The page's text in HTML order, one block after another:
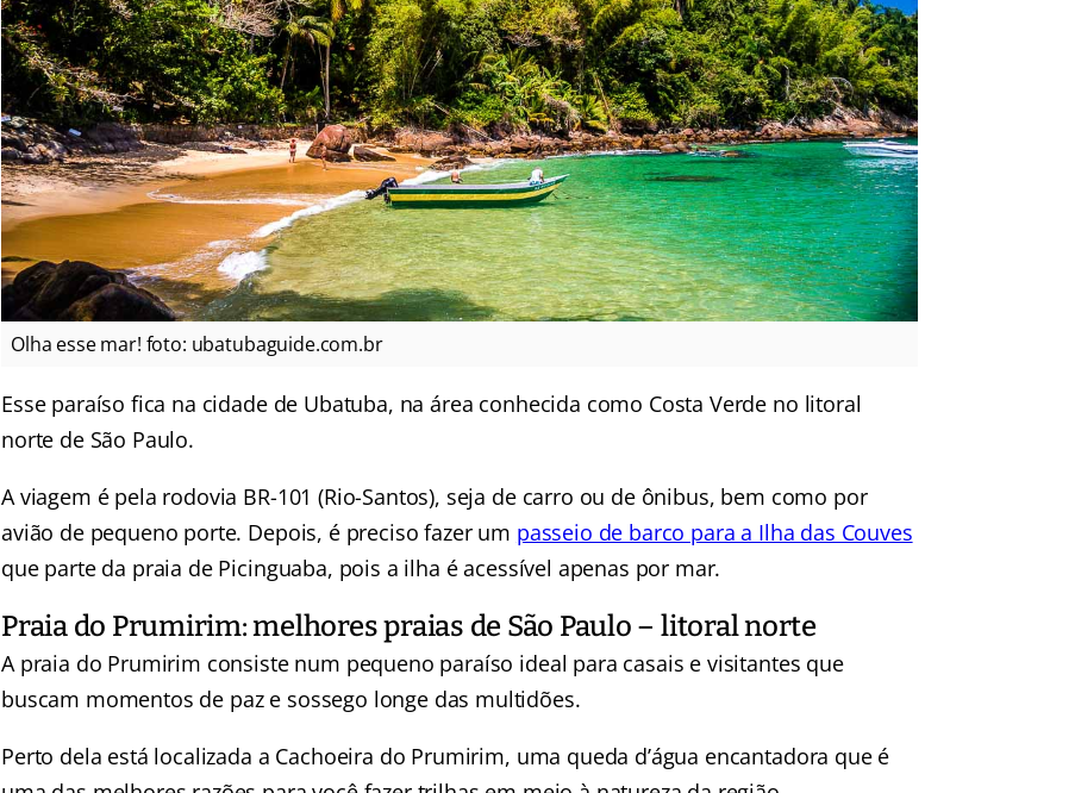
Olha esse mar! foto: ubatubaguide.com.br
Esse paraíso fica na cidade de Ubatuba, na área conhecida como Costa Verde no litoral
norte de São Paulo.
A viagem é pela rodovia BR-101 (Rio-Santos), seja de carro ou de ônibus, bem como por
avião de pequeno porte. Depois, é preciso fazer um passeio de barco para a Ilha das Couves
que parte da praia de Picinguaba, pois a ilha é acessível apenas por mar.
Praia do Prumirim: melhores praias de São Paulo – litoral norte
A praia do Prumirim consiste num pequeno paraíso ideal para casais e visitantes que
buscam momentos de paz e sossego longe das multidões.
Perto dela está localizada a Cachoeira do Prumirim, uma queda d’água encantadora que é